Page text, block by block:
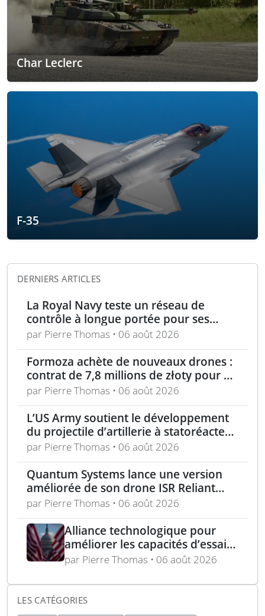
Char Leclerc
F-35
DERNIERS ARTICLES
La Royal Navy teste un réseau de
contrôle à longue portée pour ses
drones
par Pierre Thomas • 06 août 2026
Formoza achète de nouveaux drones :
contrat de 7,8 millions de złoty pour un
consortium polonais
par Pierre Thomas • 06 août 2026
L’US Army soutient le développement
du projectile d’artillerie à statoréacteur
150 km de Tiberius
par Pierre Thomas • 06 août 2026
Quantum Systems lance une version
améliorée de son drone ISR Reliant
avec plus de charge utile
par Pierre Thomas • 06 août 2026
Alliance technologique pour
améliorer les capacités d’essaim
de drones sur les plateformes
américaines
par Pierre Thomas • 06 août 2026
LES CATÉGORIES